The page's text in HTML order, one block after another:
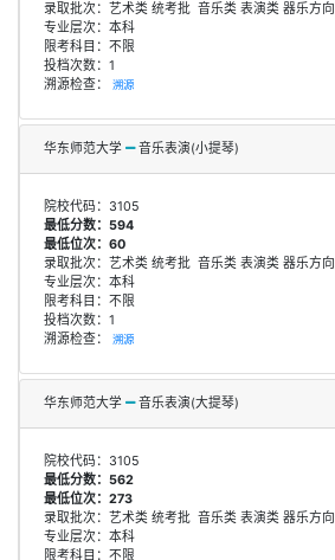
录取批次：艺术类 统考批 音乐类 表演类 器乐方向
专业层次：本科
限考科目：不限
投档次数：1
溯源检查： 溯源
华东师范大学 音乐表演(小提琴)
院校代码：3105
最低分数：594
最低位次：60
录取批次：艺术类 统考批 音乐类 表演类 器乐方向
专业层次：本科
限考科目：不限
投档次数：1
溯源检查： 溯源
华东师范大学 音乐表演(大提琴)
院校代码：3105
最低分数：562
最低位次：273
录取批次：艺术类 统考批 音乐类 表演类 器乐方向
专业层次：本科
限考科目：不限